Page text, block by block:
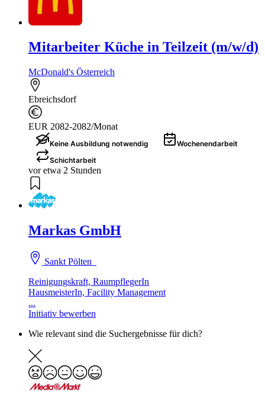
Mitarbeiter Küche in Teilzeit (m/w/d)
McDonald's Österreich
Ebreichsdorf
EUR 2082-2082/Monat
Keine Ausbildung notwendig
Wochenendarbeit
Schichtarbeit
vor etwa 2 Stunden
Markas GmbH
Sankt Pölten
Reinigungskraft, RaumpflegerIn
HausmeisterIn, Facility Management
...
Initiativ bewerben
Wie relevant sind die Suchergebnisse für dich?